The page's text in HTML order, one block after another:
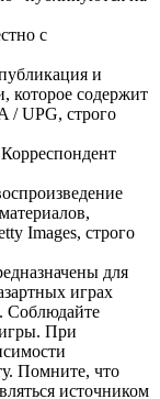
с
и
которое содержит
/ UPG, строго
Images, строго
для
играх
Соблюдайте
При
Помните, что
источником